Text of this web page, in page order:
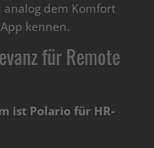
dem Komfort
kennen.
für Remote
ist Polario für HR-